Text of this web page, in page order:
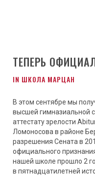
ТЕПЕРЬ
IN ШКОЛА МАРЦАН
В этом сентябре мы
высшей гимназиальной
аттестату зрелости
Ломоносова в районе
разрешения Сената в
официального
нашей школе прошло 2
в пятнадцатилетней